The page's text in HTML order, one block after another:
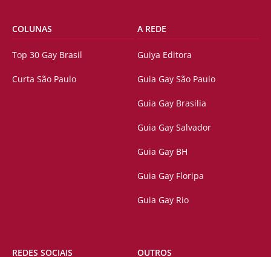
COLUNAS
Top 30 Gay Brasil
Curta São Paulo
A REDE
Guiya Editora
Guia Gay São Paulo
Guia Gay Brasilia
Guia Gay Salvador
Guia Gay BH
Guia Gay Floripa
Guia Gay Rio
REDES SOCIAIS OUTROS